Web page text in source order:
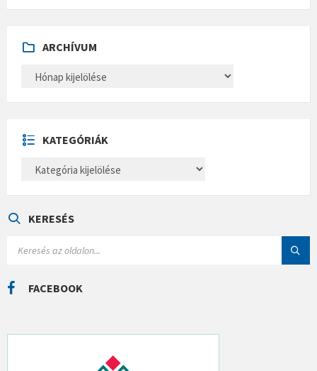
ARCHÍVUM
H
U
M
KATEGÓRIÁK
E
Á
KERESÉS
C
H
FACEBOOK